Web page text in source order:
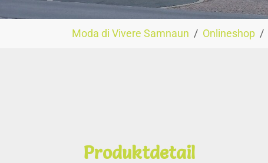
Moda di Vivere Samnaun Onlineshop
Produktdetail